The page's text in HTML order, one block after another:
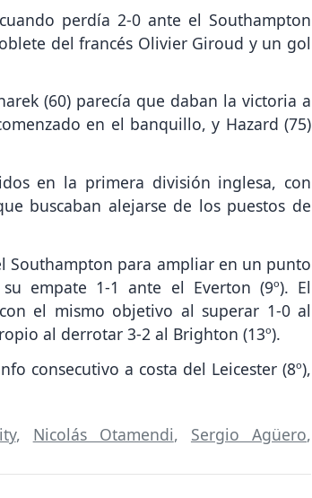
perdía 2-0 ante el Southampton
del francés Olivier Giroud y un gol
(60) parecía que daban la victoria a
en el banquillo, y Hazard (75)
en la primera división inglesa, con
buscaban alejarse de los puestos de
Southampton para ampliar en un punto
empate 1-1 ante el Everton (9º). El
el mismo objetivo al superar 1-0 al
al derrotar 3-2 al Brighton (13º).
consecutivo a costa del Leicester (8º),
, Nicolás Otamendi, Sergio Agüero,